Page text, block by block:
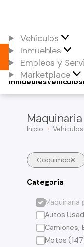
Vehículos
Inmuebles
Empleos y
Marketplace
Vehículos
Inmuebles
Inicio Vehículos
Coquimbo
Categoría
Maquinaria
Autos
Camiones,
Motos